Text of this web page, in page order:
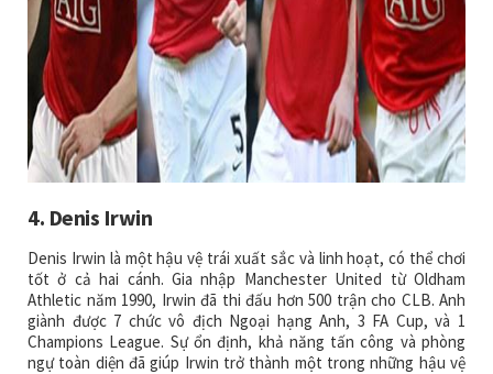
4. Denis Irwin
Denis Irwin là một hậu vệ trái xuất sắc và linh hoạt, có thể chơi
tốt ở cả hai cánh. Gia nhập Manchester United từ Oldham
Athletic năm 1990, Irwin đã thi đấu hơn 500 trận cho CLB. Anh
giành được 7 chức vô địch Ngoại hạng Anh, 3 FA Cup, và 1
Champions League. Sự ổn định, khả năng tấn công và phòng
ngự toàn diện đã giúp Irwin trở thành một trong những hậu vệ